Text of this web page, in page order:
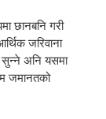
छानबनि गरी
जरिवाना
सुन्ने अनि यसमा
जमानतको